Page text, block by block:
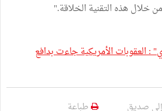
خلال هذه التقنية الخلاقة."
العقوبات الأمريكية جاءت بدافع
صديق طباعة